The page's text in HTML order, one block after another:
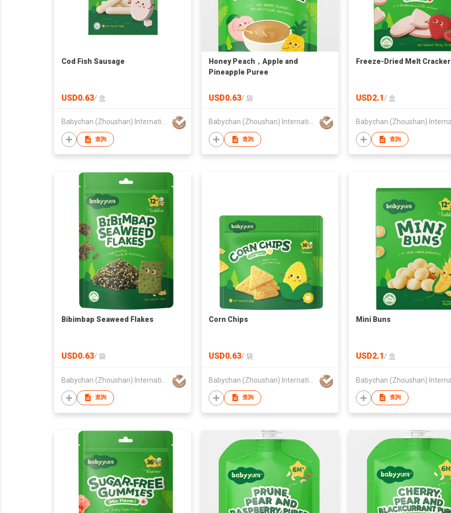
Cod Fish Sausage
USD0.63/ 盒
查詢
Honey Peach，Apple and
Pineapple Puree
USD0.63/ 袋
查詢
Freeze-Dried Melt Cracker
USD2.1/ 盒
查詢
Bibimbap Seaweed Flakes
USD0.63/ 袋
查詢
Corn Chips
USD0.63/ 袋
查詢
Mini Buns
USD2.1/ 盒
查詢